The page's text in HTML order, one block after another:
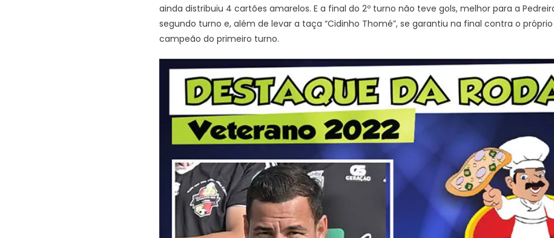
ainda distribuiu 4 cartões amarelos. E a final do 2º turno não teve gols, melhor para a
segundo turno e, além de levar a taça “Cidinho Thomé”, se garantiu na final contra o próprio
campeão do primeiro turno.